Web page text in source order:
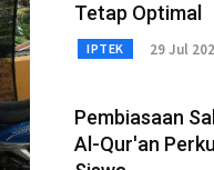
Tetap Optimal
IPTEK 29 Jul
Pembiasaan
Al-Qur'an